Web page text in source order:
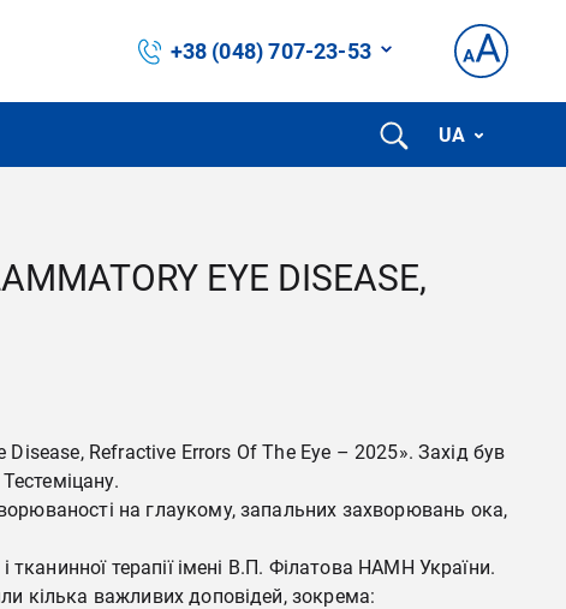
+38 (048) 707-23-53
UA
EYE DISEASE,
Refractive Errors Of The Eye – 2025». Захід був
на глаукому, запальних захворювань ока,
тканинної терапії імені В.П. Філатова НАМН України.
кілька важливих доповідей, зокрема: